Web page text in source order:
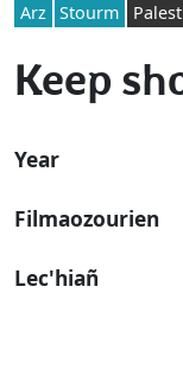
Arz Stourm
Keep
Year
Filmaozourien
Lec'hiañ